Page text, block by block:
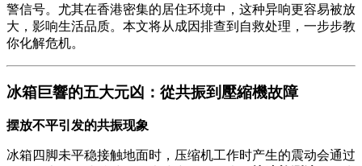
警信号。尤其在香港密集的居住环境中，这种异响更容易被放
大，影响生活品质。本文将从成因排查到自救处理，一步步教
你化解危机。
冰箱巨響的五大元凶：從共振到壓縮機故障
摆放不平引发的共振现象
冰箱四脚未平稳接触地面时，压缩机工作时产生的震动会通过